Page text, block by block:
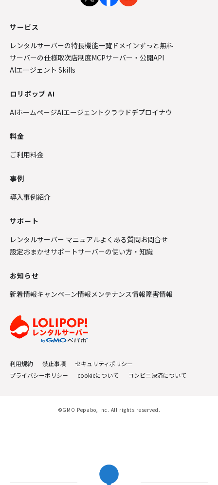
サービス
レンタルサーバーの特長機能一覧 ドメインずっと無料
サーバーの仕様取次店制度MCPサーバー・公開API
AIエージェント Skills
ロリポップ AI
AIホームページAIエージェントクラウドデプロイナウ
料金
ご利用料金
事例
導入事例紹介
サポート
レンタルサーバー マニュアルよくある質問お問合せ
設定おまかせサポートサーバーの使い方・知識
お知らせ
新着情報キャンペーン情報メンテナンス情報障害情報
利用規約 禁止事項
セキュリティポリシー
プライバシーポリシー
cookieについて コンビニ決済について
©GMO Pepabo, Inc. All rights reserved.